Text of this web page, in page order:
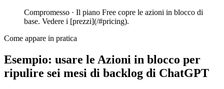
Compromesso · Il piano Free copre le azioni in blocco di
base. Vedere i [prezzi](/#pricing).
Come appare in pratica
Esempio: usare le Azioni in blocco per
ripulire sei mesi di backlog di ChatGPT